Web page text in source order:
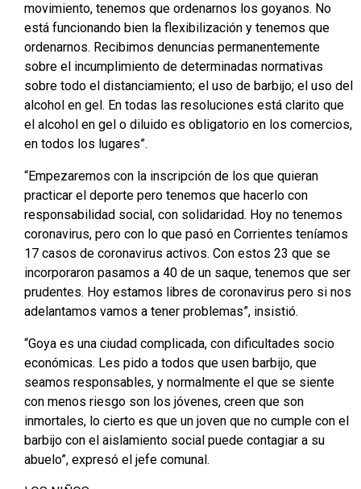
movimiento, tenemos que ordenarnos los goyanos. No
está funcionando bien la flexibilización y tenemos que
ordenarnos. Recibimos denuncias permanentemente
sobre el incumplimiento de determinadas normativas
sobre todo el distanciamiento; el uso de barbijo; el uso del
alcohol en gel. En todas las resoluciones está clarito que
el alcohol en gel o diluido es obligatorio en los comercios,
en todos los lugares”.
“Empezaremos con la inscripción de los que quieran
practicar el deporte pero tenemos que hacerlo con
responsabilidad social, con solidaridad. Hoy no tenemos
coronavirus, pero con lo que pasó en Corrientes teníamos
17 casos de coronavirus activos. Con estos 23 que se
incorporaron pasamos a 40 de un saque, tenemos que ser
prudentes. Hoy estamos libres de coronavirus pero si nos
adelantamos vamos a tener problemas”, insistió.
“Goya es una ciudad complicada, con dificultades socio
económicas. Les pido a todos que usen barbijo, que
seamos responsables, y normalmente el que se siente
con menos riesgo son los jóvenes, creen que son
inmortales, lo cierto es que un joven que no cumple con el
barbijo con el aislamiento social puede contagiar a su
abuelo”, expresó el jefe comunal.